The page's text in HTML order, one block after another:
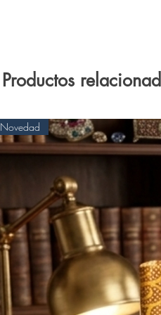
Productos
Novedad